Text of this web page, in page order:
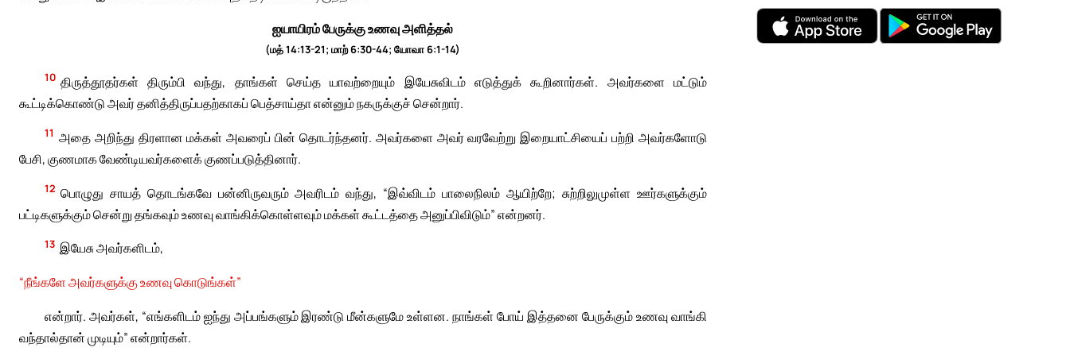
ஐயாயிரம் பேருக்கு உணவு அளித்தல்
(மத் 14:13-21; மாற் 6:30-44; யோவா 6:1-14)
10 திருத்தூதர்கள் திரும்பி வந்து, தாங்கள் செய்த யாவற்றையும் இயேசுவிடம் எடுத்துக் கூறினார்கள். அவர்களை மட்டும்
கூட்டிக்கொண்டு அவர் தனித்திருப்பதற்காகப் பெத்சாய்தா என்னும் நகருக்குச் சென்றார்.
11 அதை அறிந்து திரளான மக்கள் அவரைப் பின் தொடர்ந்தனர். அவர்களை அவர் வரவேற்று இறையாட்சியைப் பற்றி அவர்களோடு
பேசி, குணமாக வேண்டியவர்களைக் குணப்படுத்தினார்.
12 பொழுது சாயத் தொடங்கவே பன்னிருவரும் அவரிடம் வந்து, “இவ்விடம் பாலைநிலம் ஆயிற்றே; சுற்றிலுமுள்ள ஊர்களுக்கும்
பட்டிகளுக்கும் சென்று தங்கவும் உணவு வாங்கிக்கொள்ளவும் மக்கள் கூட்டத்தை அனுப்பிவிடும்” என்றனர்.
13 இயேசு அவர்களிடம்,
“நீங்களே அவர்களுக்கு உணவு கொடுங்கள்”
என்றார். அவர்கள், “எங்களிடம் ஐந்து அப்பங்களும் இரண்டு மீன்களுமே உள்ளன. நாங்கள் போய் இத்தனை பேருக்கும் உணவு வாங்கி
வந்தால்தான் முடியும்” என்றார்கள்.